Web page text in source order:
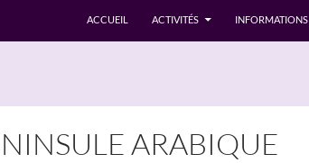
ACCUEIL ACTIVITÉS INFORMATIONS
ARABIQUE